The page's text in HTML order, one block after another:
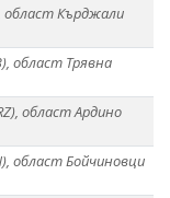
област Кърджали
област Трявна
област Ардино
област Бойчиновци